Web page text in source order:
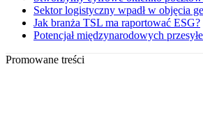
Sektor logistyczny wpadł w objęcia
Jak branża TSL ma raportować ESG?
Potencjał międzynarodowych
Promowane treści